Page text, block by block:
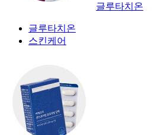
글루타치온
글루타치온
스킨케어